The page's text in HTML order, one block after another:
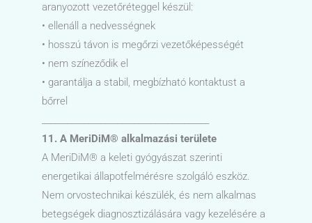
aranyozott vezetőréteggel készül:
• ellenáll a nedvességnek
• hosszú távon is megőrzi vezetőképességét
• nem színeződik el
• garantálja a stabil, megbízható kontaktust a
bőrrel
11. A MeriDiM® alkalmazási területe
A MeriDiM® a keleti gyógyászat szerinti
energetikai állapotfelmérésre szolgáló eszköz.
Nem orvostechnikai készülék, és nem alkalmas
betegségek diagnosztizálására vagy kezelésére a